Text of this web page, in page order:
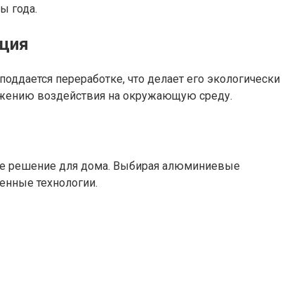
года.
переработке, что делает его экологически
воздействия на окружающую среду.
решение для дома. Выбирая алюминиевые
технологии.